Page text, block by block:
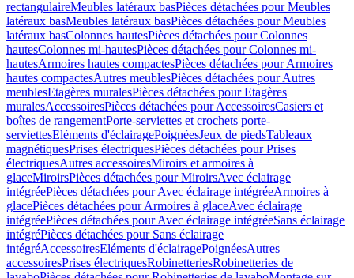
rectangulaireMeubles latéraux basPièces détachées pour Meubles
latéraux basMeubles latéraux basPièces détachées pour Meubles
latéraux basColonnes hautesPièces détachées pour Colonnes
hautesColonnes mi-hautesPièces détachées pour Colonnes mi-
hautesArmoires hautes compactesPièces détachées pour Armoires
hautes compactesAutres meublesPièces détachées pour Autres
meublesEtagères muralesPièces détachées pour Etagères
muralesAccessoiresPièces détachées pour AccessoiresCasiers et
boîtes de rangementPorte-serviettes et crochets porte-
serviettesEléments d'éclairagePoignéesJeux de piedsTableaux
magnétiquesPrises électriquesPièces détachées pour Prises
électriquesAutres accessoiresMiroirs et armoires à
glaceMiroirsPièces détachées pour MiroirsAvec éclairage
intégréePièces détachées pour Avec éclairage intégréeArmoires à
glacePièces détachées pour Armoires à glaceAvec éclairage
intégréePièces détachées pour Avec éclairage intégréeSans éclairage
intégréPièces détachées pour Sans éclairage
intégréAccessoiresEléments d'éclairagePoignéesAutres
accessoiresPrises électriquesRobinetteriesRobinetteries de